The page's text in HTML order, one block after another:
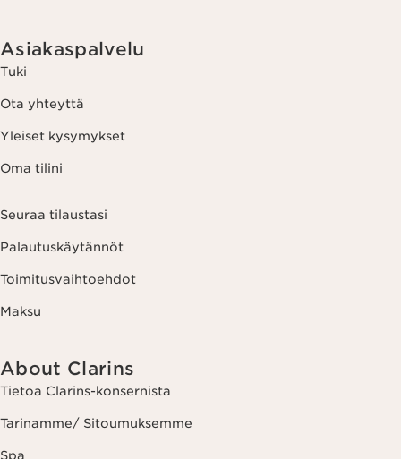
Asiakaspalvelu
Tuki
Ota yhteyttä
Yleiset kysymykset
Oma tilini
Seuraa tilaustasi
Palautuskäytännöt
Toimitusvaihtoehdot
Maksu
About Clarins
Tietoa Clarins-konsernista
Tarinamme/ Sitoumuksemme
Spa